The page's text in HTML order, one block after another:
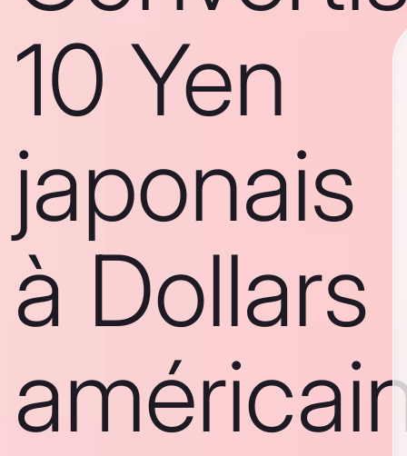
10 Yen
japonais
à Dollars